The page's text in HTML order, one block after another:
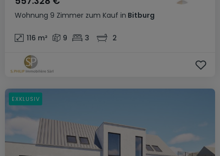
Wohnung 9 Zimmer zum Kauf in Bitburg
116 m² 9 3 2
EXKLUSIV